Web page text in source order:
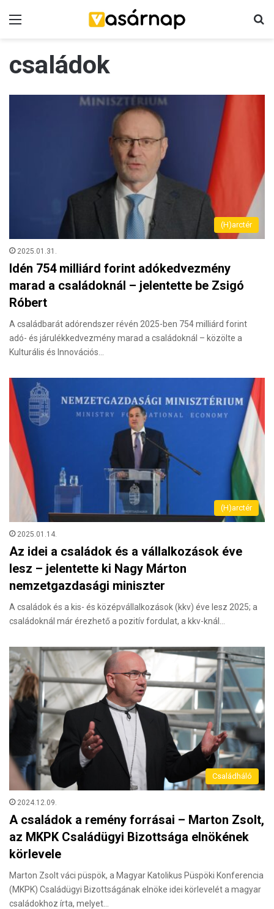
családok
(H)arctér
2025.01.31.
Idén 754 milliárd forint adókedvezmény
marad a családoknál – jelentette be Zsigó
Róbert
A családbarát adórendszer révén 2025-ben 754 milliárd forint
adó- és járulékkedvezmény marad a családoknál – közölte a
Kulturális és Innovációs…
(H)arctér
2025.01.14.
Az idei a családok és a vállalkozások éve
lesz – jelentette ki Nagy Márton
nemzetgazdasági miniszter
A családok és a kis- és középvállalkozások (kkv) éve lesz 2025; a
családoknál már érezhető a pozitív fordulat, a kkv-knál…
Családháló
2024.12.09.
A családok a remény forrásai – Marton Zsolt,
az MKPK Családügyi Bizottsága elnökének
körlevele
Marton Zsolt váci püspök, a Magyar Katolikus Püspöki Konferencia
(MKPK) Családügyi Bizottságának elnöke idei körlevelét a magyar
családokhoz írta, melyet…